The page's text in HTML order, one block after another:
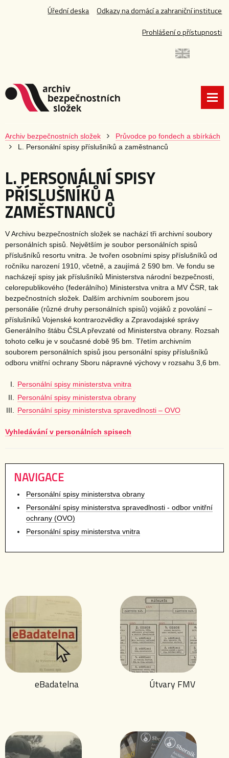
Úřední deska
Odkazy na domácí a zahraniční instituce
Prohlášení o přístupnosti
Archiv bezpečnostních složek
Průvodce po fondech a sbírkách
L. Personální spisy příslušníků a zaměstnanců
L. PERSONÁLNÍ SPISY
PŘÍSLUŠNÍKŮ A
ZAMĚSTNANCŮ
V Archivu bezpečnostních složek se nachází tři archivní soubory
personálních spisů. Největším je soubor personálních spisů
příslušníků resortu vnitra. Je tvořen osobními spisy příslušníků od
ročníku narození 1910, včetně, a zaujímá 2 590 bm. Ve fondu se
nacházejí spisy jak příslušníků Ministerstva národní bezpečnosti,
celorepublikového (federálního) Ministerstva vnitra a MV ČSR, tak
bezpečnostních složek. Dalším archivním souborem jsou
personálie (různé druhy personálních spisů) vojáků z povolání –
příslušníků Vojenské kontrarozvědky a Zpravodajské správy
Generálního štábu ČSLA převzaté od Ministerstva obrany. Rozsah
tohoto celku je v současné době 95 bm. Třetím archivním
souborem personálních spisů jsou personální spisy příslušníků
odboru vnitřní ochrany Sboru nápravné výchovy v rozsahu 3,6 bm.
Personální spisy ministerstva vnitra
Personální spisy ministerstva obrany
Personální spisy ministerstva spravedlnosti – OVO
Vyhledávání v personálních spisech
NAVIGACE
Personální spisy ministerstva obrany
Personální spisy ministerstva spravedlnosti - odbor vnitřní
ochrany (OVO)
Personální spisy ministerstva vnitra
eBadatelna Útvary FMV